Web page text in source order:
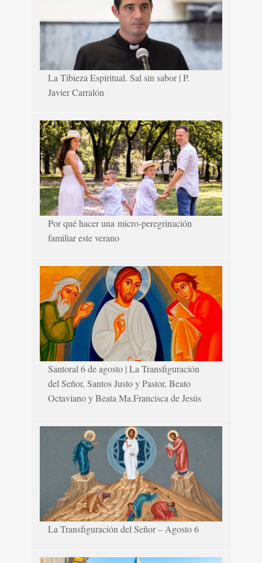
La Tibieza Espiritual. Sal sin sabor | P.
Javier Carralón
Por qué hacer una micro-peregrinación
familiar este verano
Santoral 6 de agosto | La Transfiguración
del Señor, Santos Justo y Pastor, Beato
Octaviano y Beata Ma.Francisca de Jesús
La Transfiguración del Señor – Agosto 6